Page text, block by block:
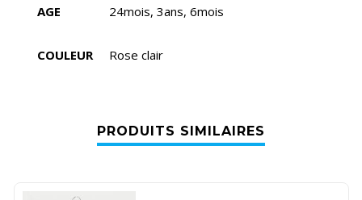
AGE 24mois, 3ans, 6mois
COULEUR Rose clair
PRODUITS SIMILAIRES